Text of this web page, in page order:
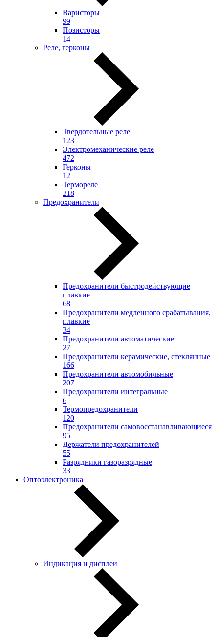
Варисторы
99
Позисторы
14
Реле, герконы
Твердотельные реле
123
Электромеханические реле
472
Герконы
12
Термореле
218
Предохранители
Предохранители быстродействующие
плавкие
68
Предохранители медленного срабатывания,
плавкие
34
Предохранители автоматические
27
Предохранители керамические, стеклянные
166
Предохранители автомобильные
207
Предохранители интегральные
6
Термопредохранители
120
Предохранители самовосстанавливающиеся
95
Держатели предохранителей
55
Разрядники газоразрядные
33
Оптоэлектроника
Индикация и дисплеи